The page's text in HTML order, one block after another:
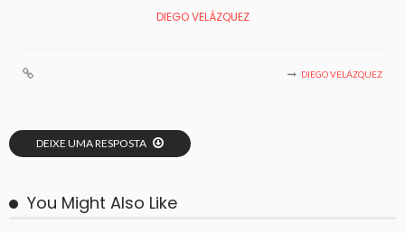
DIEGO VELÁZQUEZ
DIEGO VELÁZQUEZ
DEIXE UMA RESPOSTA
You Might Also Like